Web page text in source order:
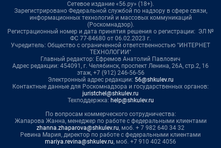
Сетевое издание «56.ру» (18+).
Зарегистрировано Федеральной службой по надзору в сфере связи,
информационных технологий и массовых коммуникаций
(Роскомнадзор).
Регистрационный номер и дата принятия решения о регистрации: ЭЛ №
ФС 77-84680 от 06.02.2023 г.
Учредитель: Общество с ограниченной ответственностью "ИНТЕРНЕТ
ТЕХНОЛОГИИ"
Главный редактор: Ефремов Анатолий Павлович
Адрес редакции: 454091, г. Челябинск, проспект Ленина, 26А, стр.2, 16
этаж, +7 (912) 246-56-56
Электронный адрес редакции: 56@shkulev.ru
Контактные данные для Роскомнадзора и государственных органов:
juristchel@shkulev.ru
Техподдержка: help@shkulev.ru
По вопросам коммерческого сотрудничества:
Жапарова Жанна, менеджер по работе с федеральными клиентами
zhanna.zhaparova@shkulev.ru, моб. + 7 982 640 34 32
Ревина Мария, директор по работе с федеральными клиентами
mariya.revina@shkulev.ru, моб. +7 910 402 4056